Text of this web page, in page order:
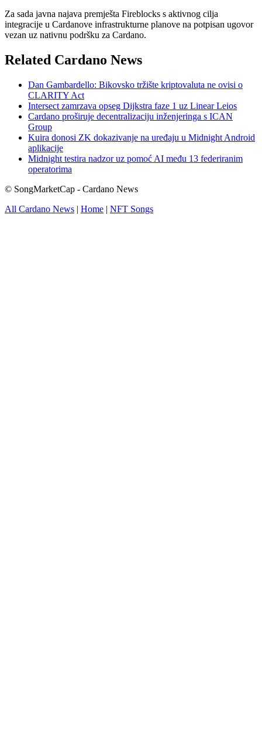
Za sada javna najava premješta Fireblocks s aktivnog cilja
integracije u Cardanove infrastrukturne planove na potpisan ugovor
vezan uz nativnu podršku za Cardano.
Related Cardano News
Dan Gambardello: Bikovsko tržište kriptovaluta ne ovisi o
CLARITY Act
Intersect zamrzava opseg Dijkstra faze 1 uz Linear Leios
Cardano proširuje decentralizaciju inženjeringa s ICAN
Group
Kuira donosi ZK dokazivanje na uređaju u Midnight Android
aplikacije
Midnight testira nadzor uz pomoć AI među 13 federiranim
operatorima
© SongMarketCap - Cardano News
All Cardano News | Home | NFT Songs